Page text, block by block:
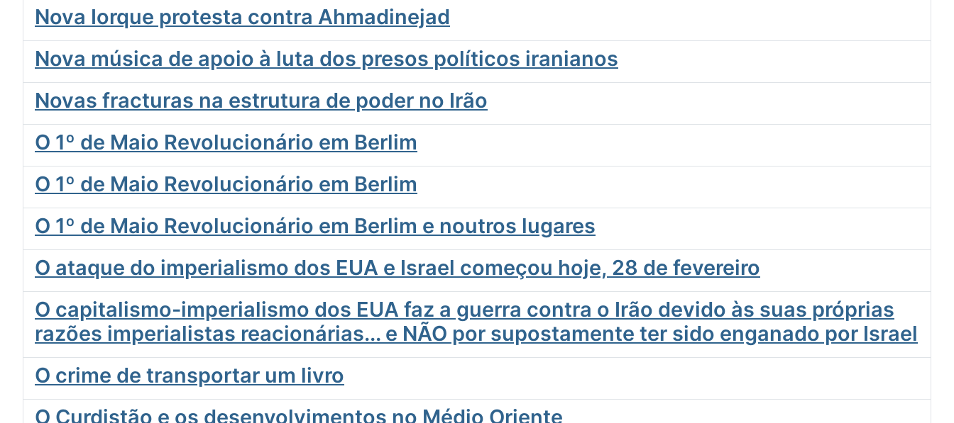
Nova Iorque protesta contra Ahmadinejad
Nova música de apoio à luta dos presos políticos iranianos
Novas fracturas na estrutura de poder no Irão
O 1º de Maio Revolucionário em Berlim
O 1º de Maio Revolucionário em Berlim
O 1º de Maio Revolucionário em Berlim e noutros lugares
O ataque do imperialismo dos EUA e Israel começou hoje, 28 de fevereiro
O capitalismo-imperialismo dos EUA faz a guerra contra o Irão devido às suas próprias
razões imperialistas reacionárias... e NÃO por supostamente ter sido enganado por Israel
O crime de transportar um livro
O Curdistão e os desenvolvimentos no Médio Oriente